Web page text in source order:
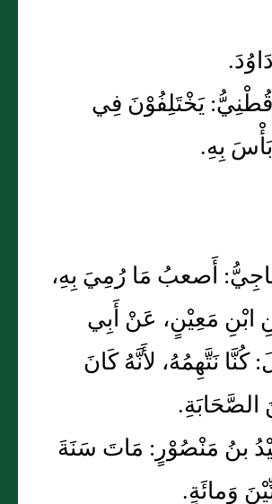
يَخْتَلِفُوْنَ فِي
بِهِ.
أَصعبُ مَا رُمِيَ بِهِ،
ابْنِ مَعِيْنٍ، عَنْ أَبِي
كُنَّا نَتَّهِمُهُ، لأَنَّهُ كَانَ
الصَّحَابَةِ.
بنُ مَنْصُوْرٍ: مَاتَ سَنَةَ
وَمائَةٍ.